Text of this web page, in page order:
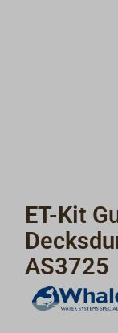
ET-Kit
AS3725